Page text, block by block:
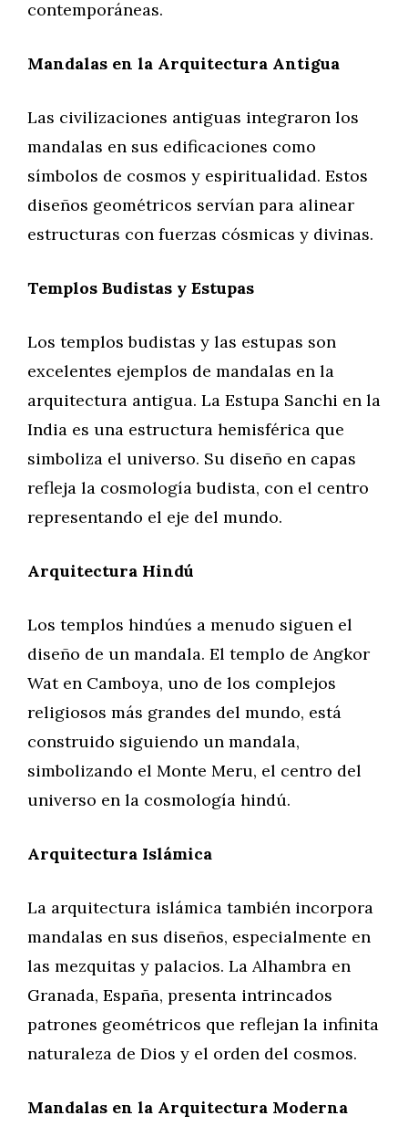
contemporáneas.
Mandalas en la Arquitectura Antigua
Las civilizaciones antiguas integraron los
mandalas en sus edificaciones como
símbolos de cosmos y espiritualidad. Estos
diseños geométricos servían para alinear
estructuras con fuerzas cósmicas y divinas.
Templos Budistas y Estupas
Los templos budistas y las estupas son
excelentes ejemplos de mandalas en la
arquitectura antigua. La Estupa Sanchi en la
India es una estructura hemisférica que
simboliza el universo. Su diseño en capas
refleja la cosmología budista, con el centro
representando el eje del mundo.
Arquitectura Hindú
Los templos hindúes a menudo siguen el
diseño de un mandala. El templo de Angkor
Wat en Camboya, uno de los complejos
religiosos más grandes del mundo, está
construido siguiendo un mandala,
simbolizando el Monte Meru, el centro del
universo en la cosmología hindú.
Arquitectura Islámica
La arquitectura islámica también incorpora
mandalas en sus diseños, especialmente en
las mezquitas y palacios. La Alhambra en
Granada, España, presenta intrincados
patrones geométricos que reflejan la infinita
naturaleza de Dios y el orden del cosmos.
Mandalas en la Arquitectura Moderna